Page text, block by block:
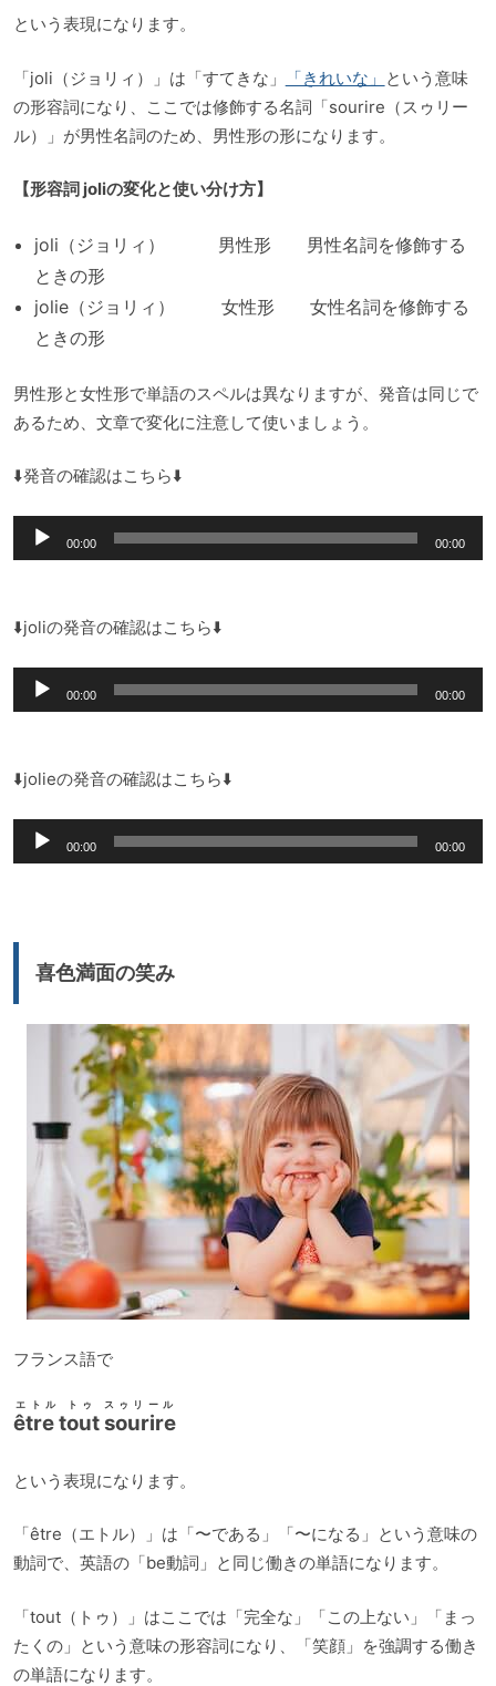
という表現になります。
「joli（ジョリィ）」は「すてきな」 「きれいな」 という意味
の形容詞になり、ここでは修飾する名詞「sourire（スゥリー
ル）」が男性名詞のため、男性形の形になります。
【形容詞 joliの変化と使い分け方】
joli（ジョリィ） 男性形 男性名詞を修飾する
ときの形
jolie（ジョリィ） 女性形 女性名詞を修飾する
ときの形
男性形と女性形で単語のスペルは異なりますが、発音は同じで
あるため、文章で変化に注意して使いましょう。
⬇️発音の確認はこちら⬇️
声
レ
ー
00:00 00:00
⬇️joliの発音の確認はこちら⬇️
声
レ
ー
00:00 00:00
⬇️jolieの発音の確認はこちら⬇️
声
ー
00:00 00:00
喜色満面の笑み
フランス語で
être tout sourire
エトル トゥ スゥリール
という表現になります。
「être（エトル）」は「〜である」「〜になる」という意味の
動詞で、英語の「be動詞」と同じ働きの単語になります。
「tout（トゥ）」はここでは「完全な」「この上ない」「まっ
たくの」という意味の形容詞になり、「笑顔」を強調する働き
の単語になります。